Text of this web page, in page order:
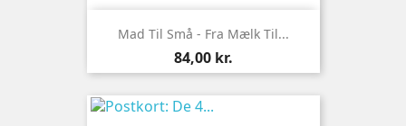
Mad Til Små - Fra Mælk Til...
Pris
84,00 kr.